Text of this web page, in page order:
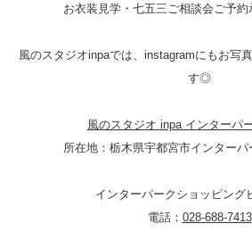
お衣装見学・七五三ご相談会ご予約
風のスタジオinpaでは、instagramにもお写
す◎
風のスタジオ inpa インターパ
所在地：栃木県宇都宮市インターパ
インターパークショッピング
電話： 028-688-7413